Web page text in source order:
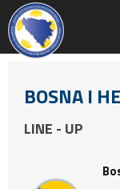
BOSNA I
LINE - UP